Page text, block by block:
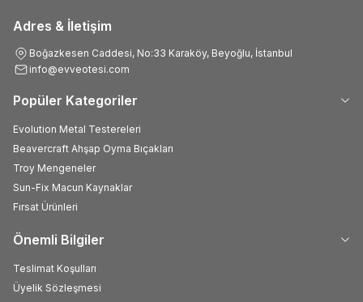
Adres & İletişim
Boğazkesen Caddesi, No:33 Karaköy, Beyoğlu, İstanbul
info@evveotesi.com
Popüler Kategoriler
Evolution Metal Testereleri
Beavercraft Ahşap Oyma Bıçakları
Troy Mengeneler
Sun-Fix Macun Kaynaklar
Fırsat Ürünleri
Önemli Bilgiler
Teslimat Koşulları
Üyelik Sözleşmesi